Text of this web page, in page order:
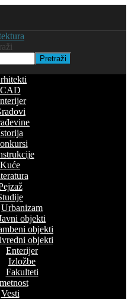
Pretraži
CAD
Kuće
Urbanizam
objekti
objekti
objekti
Enterijer
Izložbe
Fakulteti
Vesti